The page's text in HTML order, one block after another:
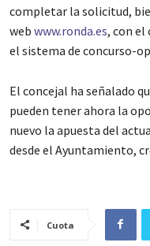
completar la solicitud,
web www.ronda.es, con el
el sistema de concurso-
El concejal ha señalado
pueden tener ahora la
nuevo la apuesta del
desde el Ayuntamiento,
Cuota